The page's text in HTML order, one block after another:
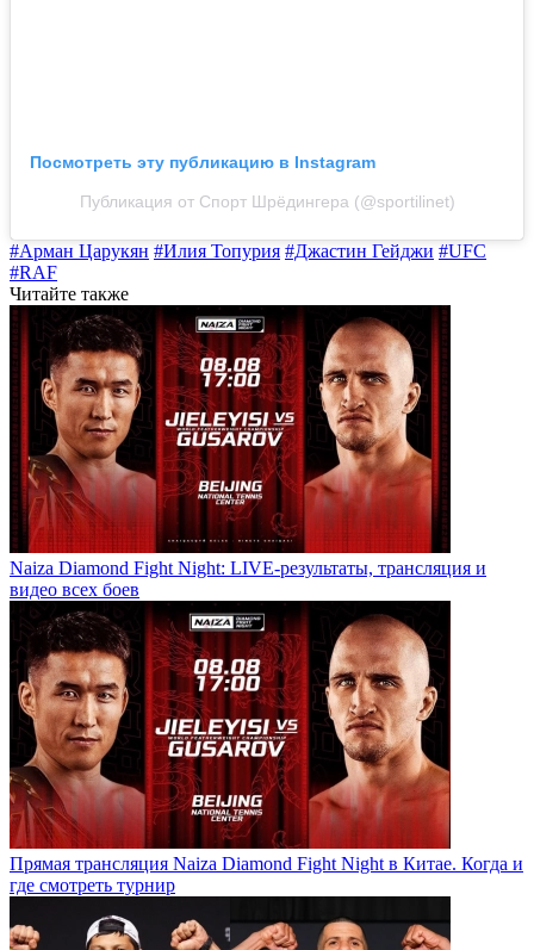
Посмотреть эту публикацию в Instagram
Публикация от Спорт Шрёдингера (@sportilinet)
#Арман Царукян #Илия Топурия #Джастин Гейджи #UFC
#RAF
Читайте также
Naiza Diamond Fight Night: LIVE-результаты, трансляция и
видео всех боев
Прямая трансляция Naiza Diamond Fight Night в Китае. Когда и
где смотреть турнир